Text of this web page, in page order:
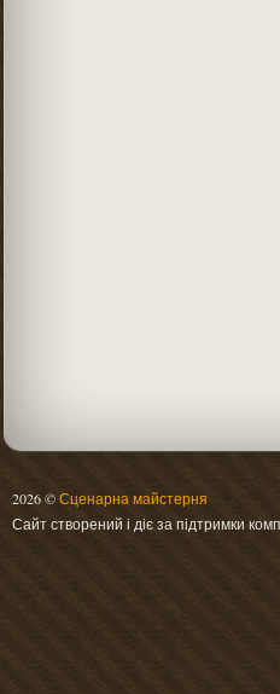
2026 ©Сценарна майстерня
Сайт створений і діє за підтримки